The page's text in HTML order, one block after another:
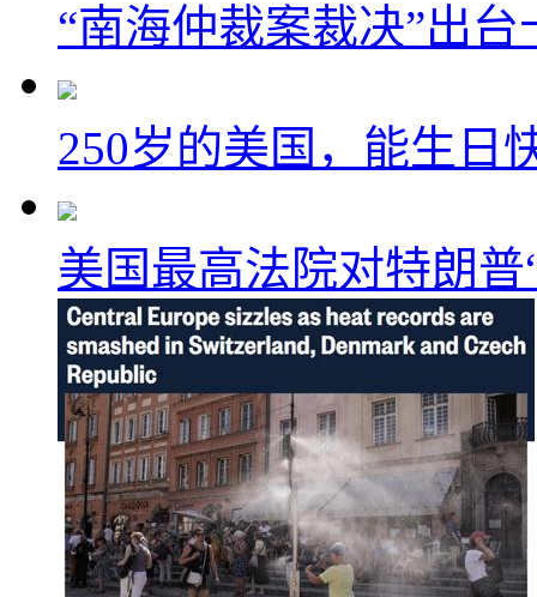
“南海仲裁案裁决”出
250岁的美国，能生日
美国最高法院对特朗普